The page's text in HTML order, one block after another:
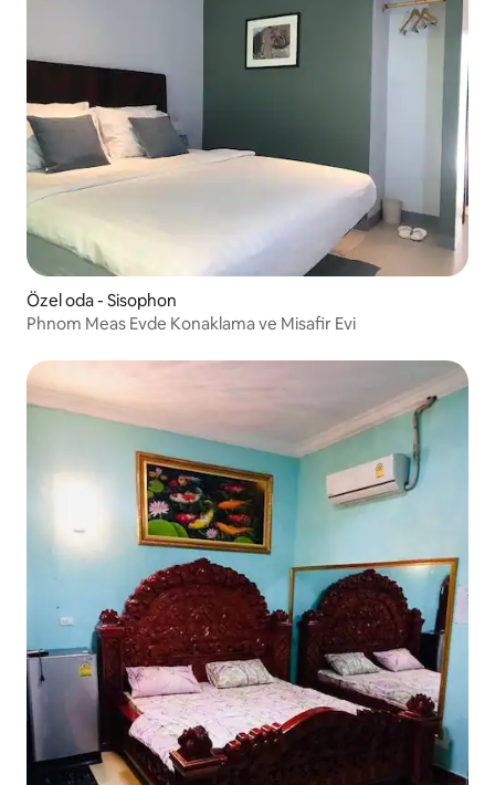
Özel oda - Sisophon
Phnom Meas Evde Konaklama ve Misafir Evi